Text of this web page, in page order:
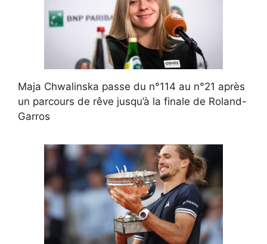
Maja Chwalinska passe du n°114 au n°21 après
un parcours de rêve jusqu’à la finale de Roland-
Garros